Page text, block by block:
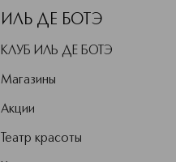
ИЛЬ ДЕ БОТЭ
КЛУБ ИЛЬ ДЕ БОТЭ
Магазины
Акции
Театр красоты